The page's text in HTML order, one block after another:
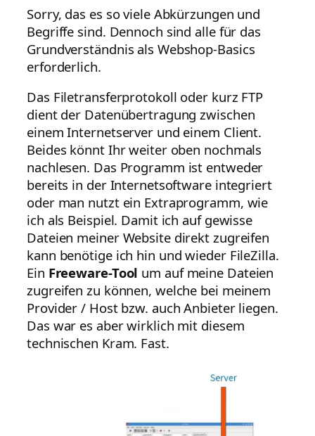
Sorry, das es so viele Abkürzungen und
Begriffe sind. Dennoch sind alle für das
Grundverständnis als Webshop-Basics
erforderlich.
Das Filetransferprotokoll oder kurz FTP
dient der Datenübertragung zwischen
einem Internetserver und einem Client.
Beides könnt Ihr weiter oben nochmals
nachlesen. Das Programm ist entweder
bereits in der Internetsoftware integriert
oder man nutzt ein Extraprogramm, wie
ich als Beispiel. Damit ich auf gewisse
Dateien meiner Website direkt zugreifen
kann benötige ich hin und wieder FileZilla.
Ein Freeware-Tool um auf meine Dateien
zugreifen zu können, welche bei meinem
Provider / Host bzw. auch Anbieter liegen.
Das war es aber wirklich mit diesem
technischen Kram. Fast.